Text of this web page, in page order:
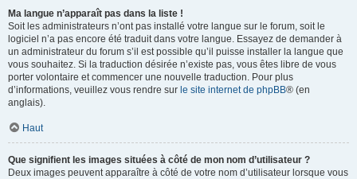
Ma langue n’apparaît pas dans la liste !
Soit les administrateurs n’ont pas installé votre langue sur le forum, soit le
logiciel n’a pas encore été traduit dans votre langue. Essayez de demander à
un administrateur du forum s’il est possible qu’il puisse installer la langue que
vous souhaitez. Si la traduction désirée n’existe pas, vous êtes libre de vous
porter volontaire et commencer une nouvelle traduction. Pour plus
d’informations, veuillez vous rendre sur le site internet de phpBB® (en
anglais).
Haut
Que signifient les images situées à côté de mon nom d’utilisateur ?
Deux images peuvent apparaître à côté de votre nom d’utilisateur lorsque vous